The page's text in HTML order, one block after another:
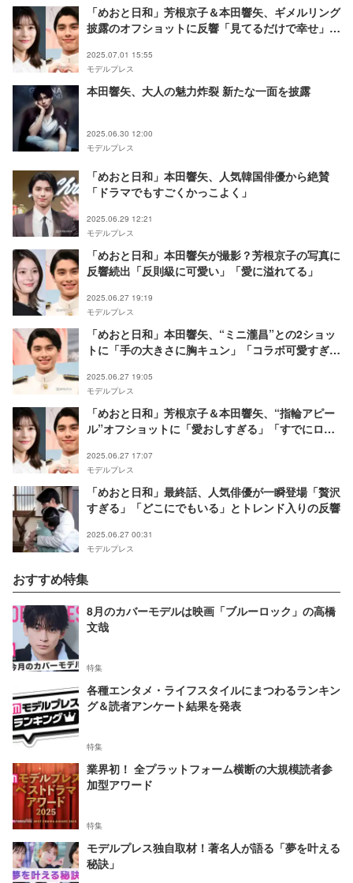
「めおと日和」芳根京子＆本田響矢、ギメルリング
披露のオフショットに反響「見てるだけで幸せ」
2025.07.01 15:55
モデルプレス
本田響矢、大人の魅力炸裂 新たな一面を披露
2025.06.30 12:00
モデルプレス
「めおと日和」本田響矢、人気韓国俳優から絶賛
「ドラマでもすごくかっこよく」
2025.06.29 12:21
モデルプレス
「めおと日和」本田響矢が撮影？芳根京子の写真に
反響続出「反則級に可愛い」「愛に溢れてる」
2025.06.27 19:19
モデルプレス
「めおと日和」本田響矢、“ミニ瀧昌”との2ショッ
トに「手の大きさに胸キュン」「コラボ可愛すぎ
2025.06.27 19:05
モデルプレス
「めおと日和」芳根京子＆本田響矢、“指輪アピー
ル”オフショットに「愛おしすぎる」「すでにロ
2025.06.27 17:07
モデルプレス
「めおと日和」最終話、人気俳優が一瞬登場「贅沢
すぎる」「どこにでもいる」とトレンド入りの反響
2025.06.27 00:31
モデルプレス
おすすめ特集
8月のカバーモデルは映画「ブルーロック」の高橋
文哉
特集
各種エンタメ・ライフスタイルにまつわるランキン
グ＆読者アンケート結果を発表
特集
業界初！ 全プラットフォーム横断の大規模読者参
加型アワード
特集
モデルプレス独自取材！著名人が語る「夢を叶える
秘訣」